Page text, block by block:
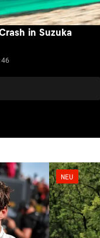
in Suzuka
NEU